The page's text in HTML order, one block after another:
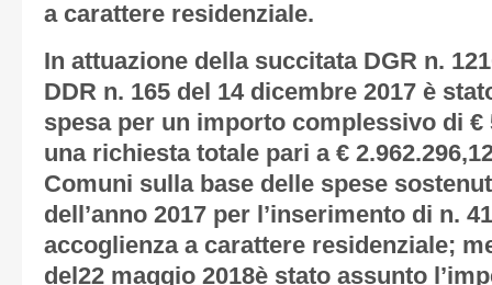
a carattere residenziale.
In attuazione della succitata DGR n.
DDR n. 165 del 14 dicembre 2017 è
spesa per un importo complessivo di €
una richiesta totale pari a €
Comuni sulla base delle spese
dell’anno 2017 per l’inserimento di n.
accoglienza a carattere residenziale;
del22 maggio 2018è stato assunto